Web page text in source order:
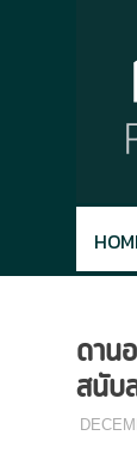
ดาน
สนับ